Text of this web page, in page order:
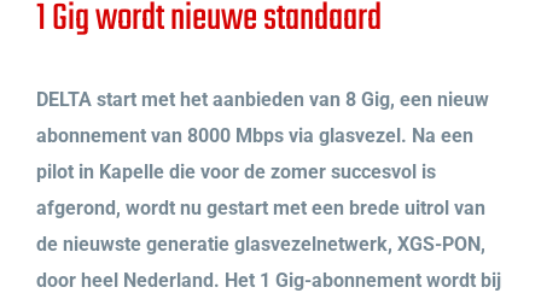
1 Gig wordt nieuwe standaard
DELTA start met het aanbieden van 8 Gig, een nieuw
abonnement van 8000 Mbps via glasvezel. Na een
pilot in Kapelle die voor de zomer succesvol is
afgerond, wordt nu gestart met een brede uitrol van
de nieuwste generatie glasvezelnetwerk, XGS-PON,
door heel Nederland. Het 1 Gig-abonnement wordt bij